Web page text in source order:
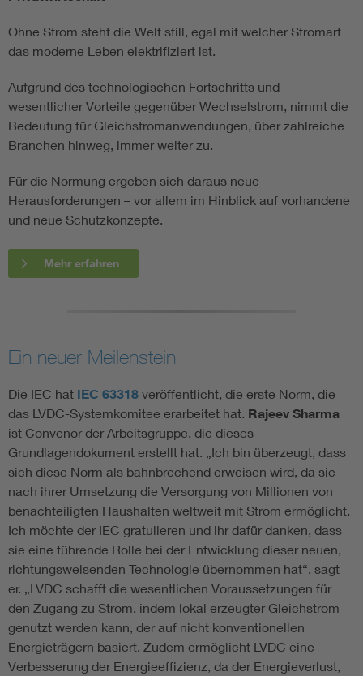
Ohne Strom steht die Welt still, egal mit welcher Stromart
das moderne Leben elektrifiziert ist.
Aufgrund des technologischen Fortschritts und
wesentlicher Vorteile gegenüber Wechselstrom, nimmt die
Bedeutung für Gleichstromanwendungen, über zahlreiche
Branchen hinweg, immer weiter zu.
Für die Normung ergeben sich daraus neue
Herausforderungen – vor allem im Hinblick auf vorhandene
und neue Schutzkonzepte.
Mehr erfahren
Ein neuer Meilenstein
Die IEC hat IEC 63318 veröffentlicht, die erste Norm, die
das LVDC-Systemkomitee erarbeitet hat. Rajeev Sharma
ist Convenor der Arbeitsgruppe, die dieses
Grundlagendokument erstellt hat. „Ich bin überzeugt, dass
sich diese Norm als bahnbrechend erweisen wird, da sie
nach ihrer Umsetzung die Versorgung von Millionen von
benachteiligten Haushalten weltweit mit Strom ermöglicht.
Ich möchte der IEC gratulieren und ihr dafür danken, dass
sie eine führende Rolle bei der Entwicklung dieser neuen,
richtungsweisenden Technologie übernommen hat“, sagt
er. „LVDC schafft die wesentlichen Voraussetzungen für
den Zugang zu Strom, indem lokal erzeugter Gleichstrom
genutzt werden kann, der auf nicht konventionellen
Energieträgern basiert. Zudem ermöglicht LVDC eine
Verbesserung der Energieeffizienz, da der Energieverlust,